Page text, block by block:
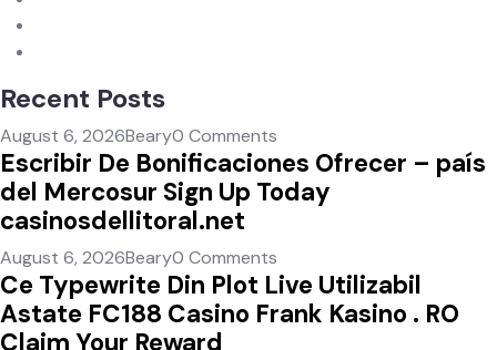
Recent Posts
August 6, 2026Beary0 Comments
Escribir De Bonificaciones Ofrecer – país
del Mercosur Sign Up Today
casinosdellitoral.net
August 6, 2026Beary0 Comments
Ce Typewrite Din Plot Live Utilizabil
Astate FC188 Casino Frank Kasino . RO
Claim Your Reward